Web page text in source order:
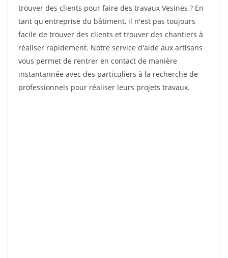
trouver des clients pour faire des travaux Vesines ? En
tant qu'entreprise du bâtiment, il n'est pas toujours
facile de trouver des clients et trouver des chantiers à
réaliser rapidement. Notre service d'aide aux artisans
vous permet de rentrer en contact de manière
instantannée avec des particuliers à la recherche de
professionnels pour réaliser leurs projets travaux.